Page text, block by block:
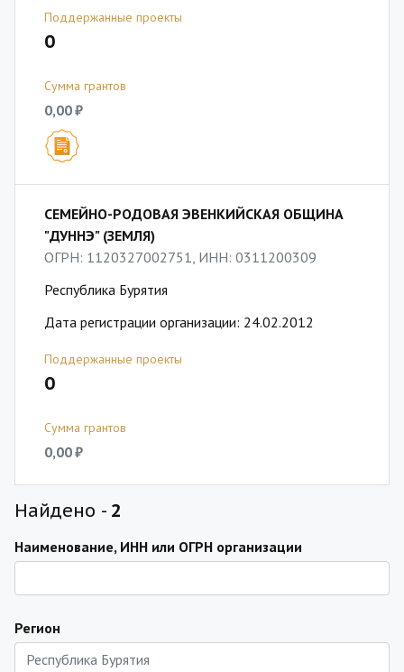
Поддержанные проекты
0
Сумма грантов
0,00 ₽
СЕМЕЙНО-РОДОВАЯ ЭВЕНКИЙСКАЯ ОБЩИНА
"ДУННЭ" (ЗЕМЛЯ)
ОГРН: 1120327002751, ИНН: 0311200309
Республика Бурятия
Дата регистрации организации: 24.02.2012
Поддержанные проекты
0
Сумма грантов
0,00 ₽
Найдено - 2
Наименование, ИНН или ОГРН организации
Регион